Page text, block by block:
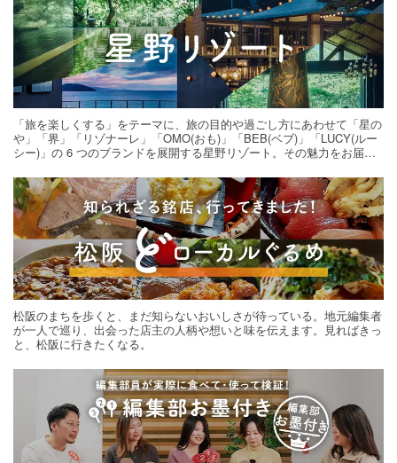
「旅を楽しくする」をテーマに、旅の目的や過ごし方にあわせて「星の
や」「界」「リゾナーレ」「OMO(おも)」「BEB(ベブ)」「LUCY(ルー
シー)」の 6 つのブランドを展開する星野リゾート。その魅力をお届け
松阪のまちを歩くと、まだ知らないおいしさが待っている。地元編集者
が一人で巡り、出会った店主の人柄や想いと味を伝えます。見ればきっ
と、松阪に行きたくなる。